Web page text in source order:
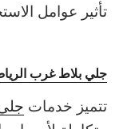
تأثير عوامل
جلي بلاط غرب
تتميز خدمات